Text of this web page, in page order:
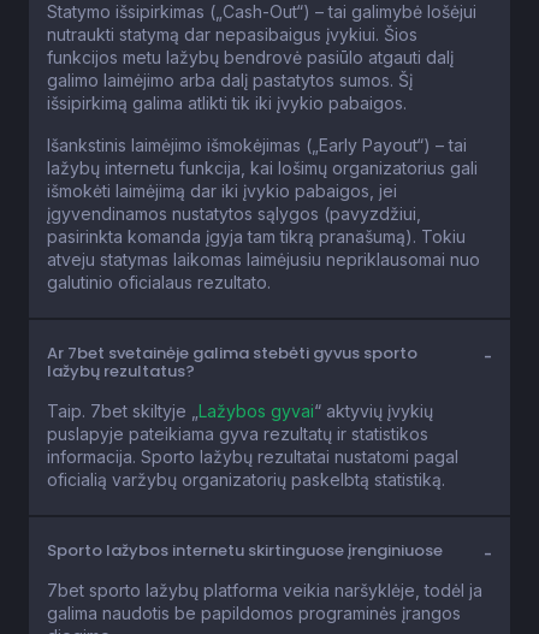
Statymo išsipirkimas („Cash-Out“) – tai galimybė lošėjui
nutraukti statymą dar nepasibaigus įvykiui. Šios
funkcijos metu lažybų bendrovė pasiūlo atgauti dalį
galimo laimėjimo arba dalį pastatytos sumos. Šį
išsipirkimą galima atlikti tik iki įvykio pabaigos.
Išankstinis laimėjimo išmokėjimas („Early Payout“) – tai
lažybų internetu funkcija, kai lošimų organizatorius gali
išmokėti laimėjimą dar iki įvykio pabaigos, jei
įgyvendinamos nustatytos sąlygos (pavyzdžiui,
pasirinkta komanda įgyja tam tikrą pranašumą). Tokiu
atveju statymas laikomas laimėjusiu nepriklausomai nuo
galutinio oficialaus rezultato.
Ar 7bet svetainėje galima stebėti gyvus sporto
lažybų rezultatus?
Taip. 7bet skiltyje „ Lažybos gyvai“ aktyvių įvykių
puslapyje pateikiama gyva rezultatų ir statistikos
informacija. Sporto lažybų rezultatai nustatomi pagal
oficialią varžybų organizatorių paskelbtą statistiką.
Sporto lažybos internetu skirtinguose įrenginiuose
7bet sporto lažybų platforma veikia naršyklėje, todėl ja
galima naudotis be papildomos programinės įrangos